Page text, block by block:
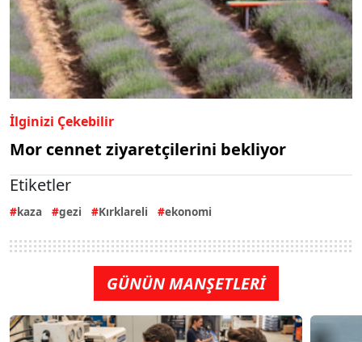
İlginizi Çekebilir
Mor cennet ziyaretçilerini bekliyor
Etiketler
kaza gezi Kırklareli ekonomi
GÜNÜN MANŞETLERİ